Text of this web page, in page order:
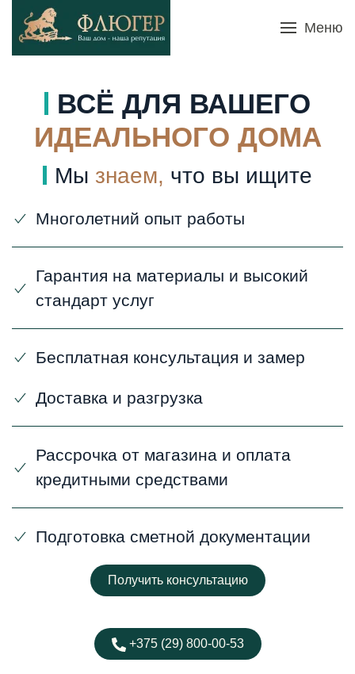
Skip to main content
Меню
ВСЁ ДЛЯ ВАШЕГО
ИДЕАЛЬНОГО ДОМА
Мы знаем, что вы ищите
Многолетний опыт работы
Гарантия на материалы и высокий
стандарт услуг
Бесплатная консультация и замер
Доставка и разгрузка
Рассрочка от магазина и оплата
кредитными средствами
Подготовка сметной документации
Получить консультацию
+375 (29) 800-00-53